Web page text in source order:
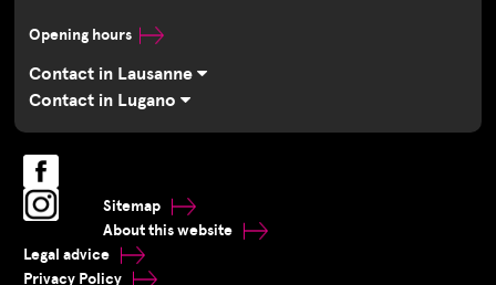
Opening hours
Contact in Lausanne
Contact in Lugano
Sitemap
About this website
Legal advice
Privacy Policy